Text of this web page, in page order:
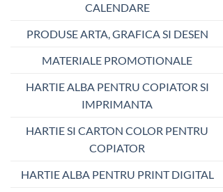
CALENDARE
PRODUSE ARTA, GRAFICA SI DESEN
MATERIALE PROMOTIONALE
HARTIE ALBA PENTRU COPIATOR SI
IMPRIMANTA
HARTIE SI CARTON COLOR PENTRU
COPIATOR
HARTIE ALBA PENTRU PRINT DIGITAL